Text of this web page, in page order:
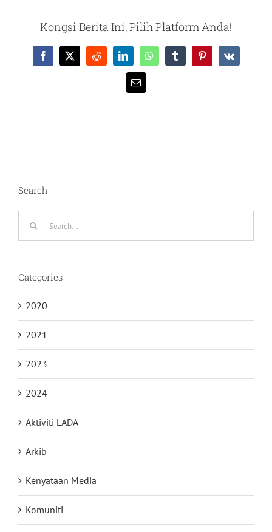
Kongsi Berita Ini, Pilih Platform Anda!
Facebook
X RedditLinkedInWhatsAppTumblrPinterest
Vk
Email
Search
Categories
2020
2021
2023
2024
Aktiviti LADA
Arkib
Kenyataan Media
Komuniti